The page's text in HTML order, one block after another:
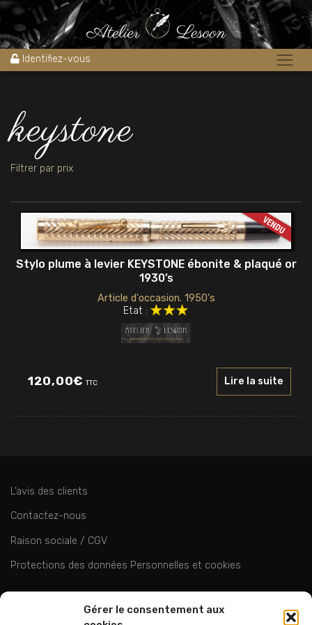
Gérer le consentement aux
Identifiez-vous
Accueil keystone
keystone
Filtrer par prix
Stylo plume à levier KEYSTONE ébonite & plaqué or
1930’s
Article d'occasion. 1950's
Etat :
120,00€ TTC Lire la suite
L’avis des clients
Contactez-nous
Raison sociale / CGV
Protections des données Personnelles et cookies